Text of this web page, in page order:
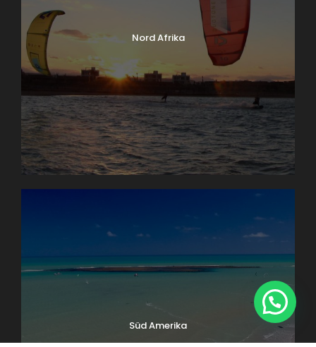
Nord Afrika
Süd Amerika